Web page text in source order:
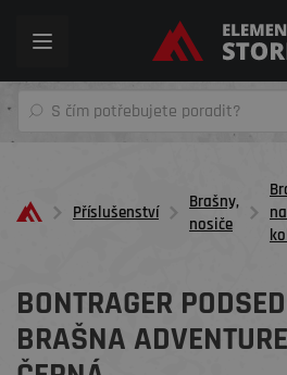
Toggle
Příslušenství
Brašny,
nosiče
na
BONTRAGER
BRAŠNA